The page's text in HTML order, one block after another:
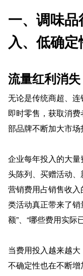
一、调味
入、低确
流量红利消
无论是传统商超、连
即时零售，获取消
部品牌不断加大市场
企业每年投入的大
头陈列、买赠活动、
营销费用占销售收
类活动真正带来了销
额”、“哪些费用实际
当费用投入越来越
不确定性也在不断增